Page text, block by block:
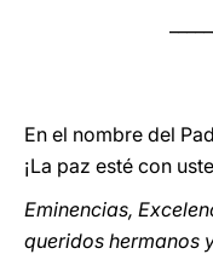
En el nombre del
¡La paz esté con
Eminencias,
queridos hermanos